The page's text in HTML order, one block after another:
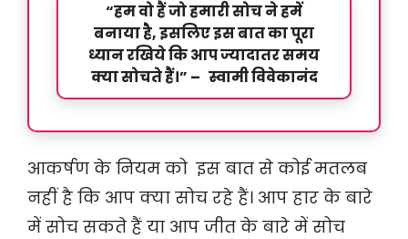
“हम वो हैं जो हमारी सोच ने हमें
बनाया है, इसलिए इस बात का पूरा
ध्यान रखिये कि आप ज्यादातर समय
क्या सोचते हैं।” – स्वामी विवेकानंद
आकर्षण के नियम को इस बात से कोई मतलब
नहीं है कि आप क्या सोच रहे हैं। आप हार के बारे
में सोच सकते हैं या आप जीत के बारे में सोच